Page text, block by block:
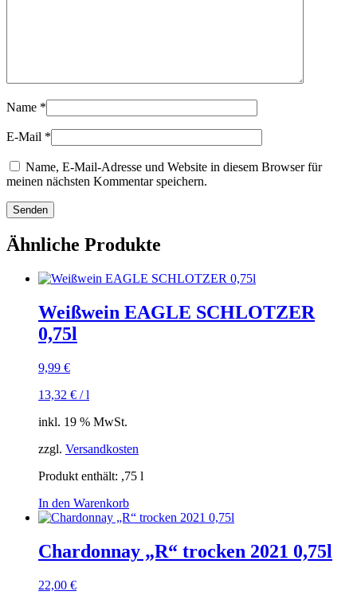
Name *
E-Mail *
Name, E-Mail-Adresse und Website in diesem Browser für
meinen nächsten Kommentar speichern.
Ähnliche Produkte
Weißwein EAGLE SCHLOTZER
0,75l
9,99 €
13,32 € /l
inkl. 19 % MwSt.
zzgl. Versandkosten
Produkt enthält: ,75 l
In den Warenkorb
Chardonnay „R“ trocken 2021 0,75l
22,00 €